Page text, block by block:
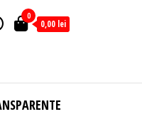
0
0,00 lei